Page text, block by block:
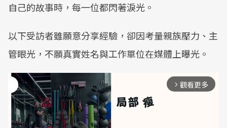
自己的故事時，每一位都閃著淚光。
以下受訪者雖願意分享經驗，卻因考量親族壓力、主
管眼光，不願真實姓名與工作單位在媒體上曝光。
arrow_forward_ios 觀看更多